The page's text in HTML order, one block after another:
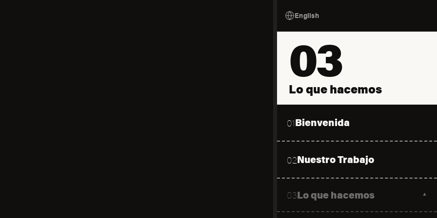
English
03
Lo que hacemos
01Bienvenida
02Nuestro Trabajo
03Lo que hacemos ▼